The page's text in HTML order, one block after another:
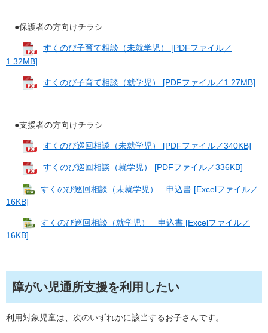
●保護者の方向けチラシ
すくのび子育て相談（未就学児） [PDFファイル／
1.32MB]
すくのび子育て相談（就学児） [PDFファイル／1.27MB]
●支援者の方向けチラシ
すくのび巡回相談（未就学児） [PDFファイル／340KB]
すくのび巡回相談（就学児） [PDFファイル／336KB]
すくのび巡回相談（未就学児） 申込書 [Excelファイル／
16KB]
すくのび巡回相談（就学児） 申込書 [Excelファイル／
16KB]
障がい児通所支援を利用したい
利用対象児童は、次のいずれかに該当するお子さんです。